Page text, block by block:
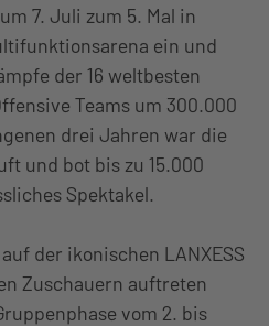
7. Juli zum 5. Mal in
ein und
der 16 weltbesten
Teams um 300.000
drei Jahren war die
und bot bis zu 15.000
Spektakel.
der ikonischen LANXESS
Zuschauern auftreten
vom 2. bis